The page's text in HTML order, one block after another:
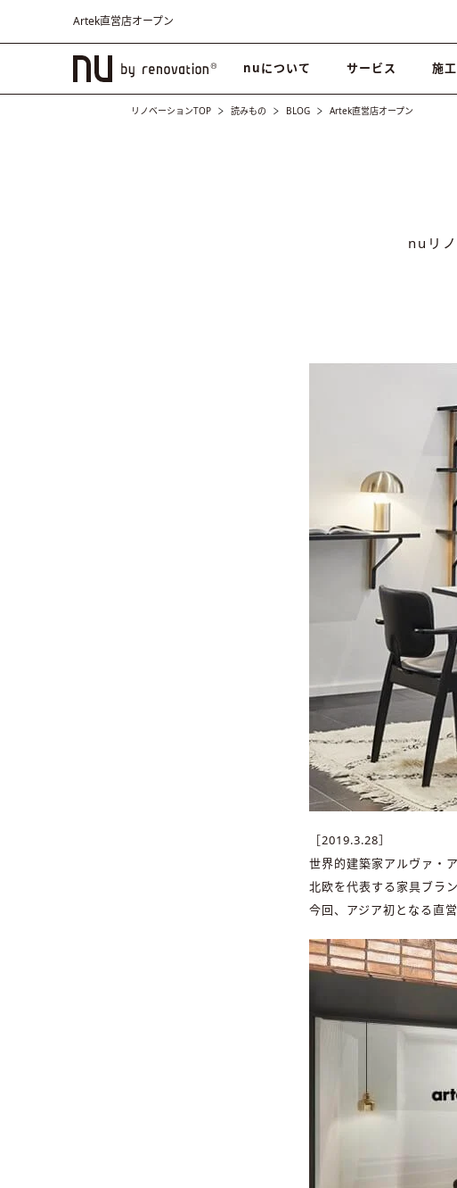
Artek直営店オープン
nuについて サービス 施
リノベーションTOP 読みもの BLOG Artek直営店オープン
nuリ
［2019.3.28］
世界的建築家アルヴァ・
北欧を代表する家具ブラ
今回、アジア初となる直